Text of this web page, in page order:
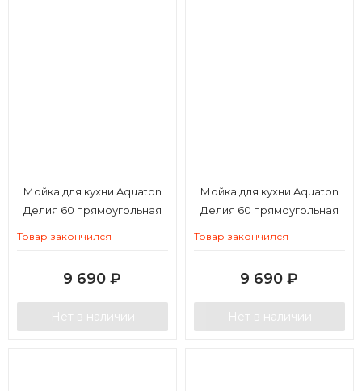
Мойка для кухни Aquaton
Делия 60 прямоугольная
Товар закончился
9 690 ₽
Нет в наличии
Мойка для кухни Aquaton
Делия 60 прямоугольная
Товар закончился
9 690 ₽
Нет в наличии